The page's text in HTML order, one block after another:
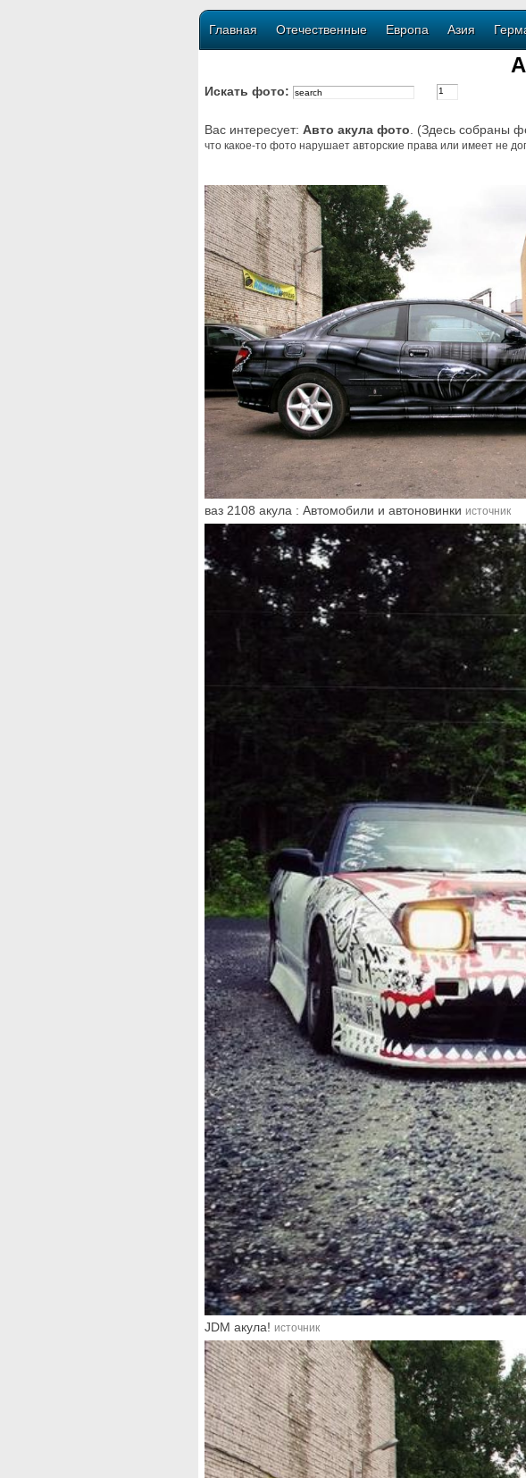
Главная Отечественные Европа Азия
Искать фото:
Вас интересует: Авто акула фото . (Здесь собраны
что какое-то фото нарушает авторские права или имеет не
ваз 2108 акула : Автомобили и автоновинки источник
JDM акула! источник